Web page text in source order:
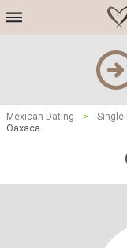
Mexican Dating > Single
Oaxaca